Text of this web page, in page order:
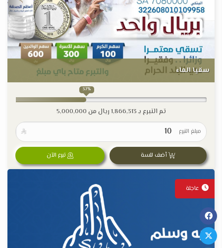
سقيا الماء
37%
تم التبرع بـ1,866,313 ريال من 5,000,000
مبلغ التبرع 
أضف للسة تبرع الآن
عاجلة